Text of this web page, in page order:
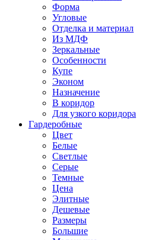
Форма
Угловые
Отделка и материал
Из МДФ
Зеркальные
Особенности
Купе
Эконом
Назначение
В коридор
Для узкого коридора
Гардеробные
Цвет
Белые
Светлые
Серые
Темные
Цена
Элитные
Дешевые
Размеры
Большие